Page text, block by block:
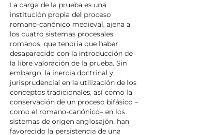
La carga de la prueba es una
institución propia del proceso
romano-canónico medieval, ajena a
los cuatro sistemas procesales
romanos, que tendría que haber
desaparecido con la introducción de
la libre valoración de la prueba. Sin
embargo, la inercia doctrinal y
jurisprudencial en la utilización de los
conceptos tradicionales, así como la
conservación de un proceso bifásico –
como el romano-canónico– en los
sistemas de origen anglosajón, han
favorecido la persistencia de una